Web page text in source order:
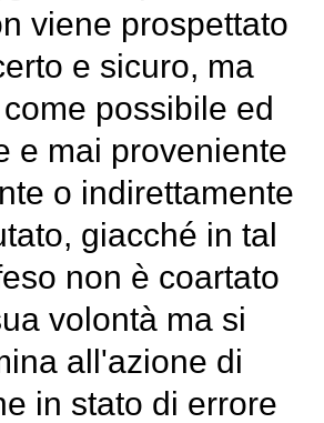
viene prospettato
e sicuro, ma
possibile ed
e mai proveniente
o indirettamente
giacché in tal
non è coartato
volontà ma si
all'azione di
in stato di errore